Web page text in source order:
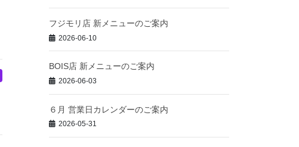
フジモリ店 新メニューのご案内
2026-06-10
BOIS店 新メニューのご案内
2026-06-03
６月 営業日カレンダーのご案内
2026-05-31